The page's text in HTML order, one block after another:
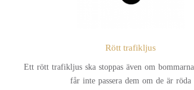
Rött trafikljus
Ett rött trafikljus ska stoppas även om
får inte passera dem om de är röda